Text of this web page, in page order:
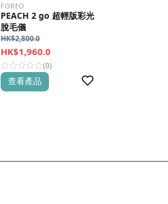
FOREO
PEACH 2 go 超輕版彩光
脫毛儀
HK$2,800.0
HK$1,960.0
(0)
查看產品